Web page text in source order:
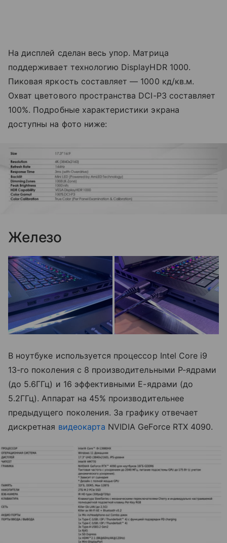
На дисплей сделан весь упор. Матрица
поддерживает технологию DisplayHDR 1000.
Пиковая яркость составляет — 1000 кд/кв.м.
Охват цветового пространства DCI-P3 составляет
100%. Подробные характеристики экрана
доступны на фото ниже:
Железо
В ноутбуке используется процессор Intel Core i9
13-го поколения с 8 производительными P-ядрами
(до 5.6ГГц) и 16 эффективными E-ядрами (до
5.2ГГц). Аппарат на 45% производительнее
предыдущего поколения. За графику отвечает
дискретная видеокарта NVIDIA GeForce RTX 4090.